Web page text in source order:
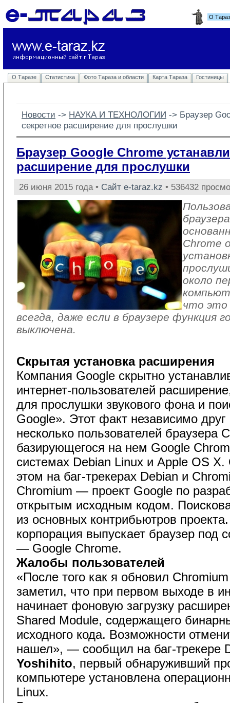
О
О Таразе Статистика Фото Тараза и области Карта Тараза Гостиницы
Новости -> НАУКА И ТЕХНОЛОГИИ -> Браузер
секретное расширение для прослушки
Браузер Google Chrome
расширение для прослушки
26 июня 2015 года • Сайт e-taraz.kz • 536432
Chrome
около
что это
всегда, даже если в браузере функция
выключена.
Скрытая установка расширения
Компания Google скрытно
интернет-пользователей
для прослушки звукового фона и
Google». Этот факт независимо
несколько пользователей браузера
базирующегося на нем Google
системах Debian Linux и Apple OS
этом на баг-трекерах Debian и
Chromium — проект Google по
открытым исходным кодом.
из основных контрибьютров
корпорация выпускает браузер под
— Google Chrome.
Жалобы пользователей
«После того как я обновил
заметил, что при первом выходе в
начинает фоновую загрузку
Shared Module, содержащего
исходного кода. Возможности
нашел», — сообщил на баг-трекере
Yoshihito, первый обнаруживший
компьютере установлена
Linux.